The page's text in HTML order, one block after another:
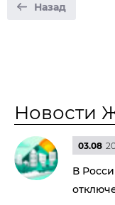
Назад
Новости
03.08
В